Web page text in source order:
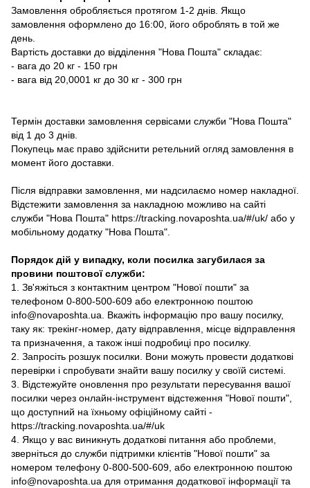
Замовлення обробляється протягом 1-2 днів. Якщо
замовлення оформлено до 16:00, його оброблять в той же
день.
Вартість доставки до відділення "Нова Пошта" складає:
- вага до 20 кг - 150 грн
- вага від 20,0001 кг до 30 кг - 300 грн
Термін доставки замовлення сервісами служби "Нова Пошта"
від 1 до 3 днів.
Покупець має право здійснити ретельний огляд замовлення в
момент його доставки.
Після відправки замовлення, ми надсилаємо номер накладної.
Відстежити замовлення за накладною можливо на сайті
служби "Нова Пошта" https://tracking.novaposhta.ua/#/uk/ або у
мобільному додатку "Нова Пошта".
Порядок дій у випадку, коли посилка загубилася за
провини поштової служби:
1. Зв'яжіться з контактним центром "Нової пошти" за
телефоном 0-800-500-609 або електронною поштою
info@novaposhta.ua. Вкажіть інформацію про вашу посилку,
таку як: трекінг-номер, дату відправлення, місце відправлення
та призначення, а також інші подробиці про посилку.
2. Запросіть розшук посилки. Вони можуть провести додаткові
перевірки і спробувати знайти вашу посилку у своїй системі.
3. Відстежуйте оновлення про результати пересування вашої
посилки через онлайн-інструмент відстеження "Нової пошти",
що доступний на їхньому офіційному сайті -
https://tracking.novaposhta.ua/#/uk
4. Якщо у вас виникнуть додаткові питання або проблеми,
зверніться до служби підтримки клієнтів "Нової пошти" за
номером телефону 0-800-500-609, або електронною поштою
info@novaposhta.ua для отримання додаткової інформації та